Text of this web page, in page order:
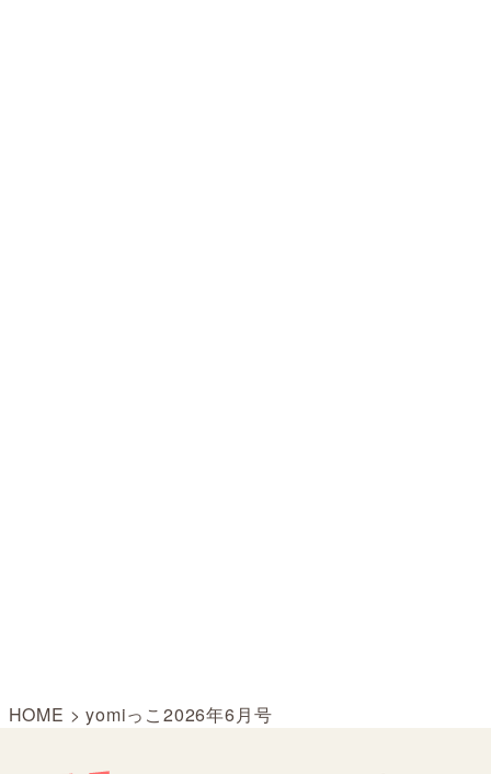
HOME >yomiっこ2026年6月号